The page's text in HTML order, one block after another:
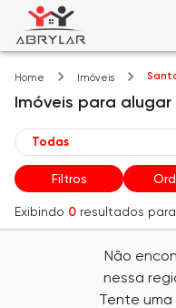
Home Imóveis
Imóveis para alugar
Filtros
Exibindo 0 resultados
Não
nessa
Tente